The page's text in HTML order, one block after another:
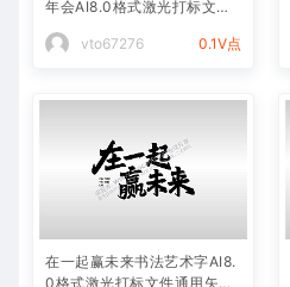
年会AI8.0格式激光打标文件
vto67276
0.1V点
在一起赢未来书法艺术字AI8.
0格式激光打标文件通用矢量